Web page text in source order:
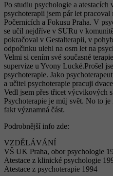
Po studiu psychologie a
psychoterapii jsem pár let
Počernicích a Fokusu Praha. V
se učil nejdříve v SURu v
pokračoval v Gestalterapii, v
odpočinku ulehl na osm let na
Velmi si cením své současné
supervize u Yvony Lucké.Prošel
psychoterapie. Jako
a učitel psychoterapie pracuji
Vedl jsem přes třicet výcvikových
Psychoterapie je můj svět. No to
fakt významná část.
Podrobnější info zde:
VZDĚLÁVÁNÍ
VŠ UK Praha, obor psychologie
Atestace z klinické psychologie
Atestace z psychoterapie 1994